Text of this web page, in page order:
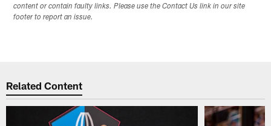
content or contain faulty links. Please use the Contact Us link in our site
footer to report an issue.
Related Content